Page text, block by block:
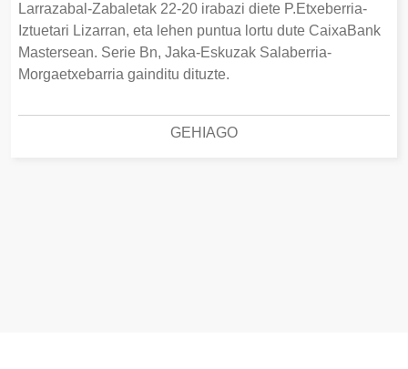
Larrazabal-Zabaletak 22-20 irabazi diete P.Etxeberria-
Iztuetari Lizarran, eta lehen puntua lortu dute CaixaBank
Mastersean. Serie Bn, Jaka-Eskuzak Salaberria-
Morgaetxebarria gainditu dituzte.
GEHIAGO